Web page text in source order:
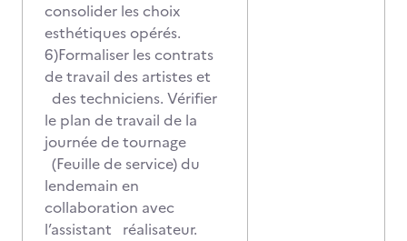
consolider les choix
esthétiques opérés.
6)Formaliser les contrats
de travail des artistes et
des techniciens. Vérifier
le plan de travail de la
journée de tournage
(Feuille de service) du
lendemain en
collaboration avec
l’assistant réalisateur.